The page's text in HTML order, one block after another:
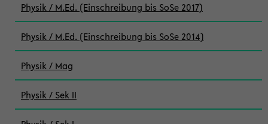
Physik / M.Ed. (Einschreibung bis SoSe 2017)
Physik / M.Ed. (Einschreibung bis SoSe 2014)
Physik / Mag
Physik / Sek II